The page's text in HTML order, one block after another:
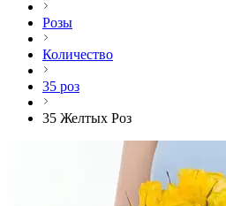
Розы
Количество
35 роз
35 Желтых Роз